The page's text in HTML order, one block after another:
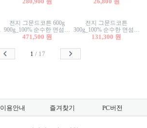
전지 그문드코튼 600g
900g_100% 순수한 면섬유
로 만든 친환경프리미엄
471,500 원
전지 그문드코튼
300g_100% 순수한 면섬유
로 만든 친환경프리미엄
131,300 원
1 / 17
이용안내 즐겨찾기 PC버전